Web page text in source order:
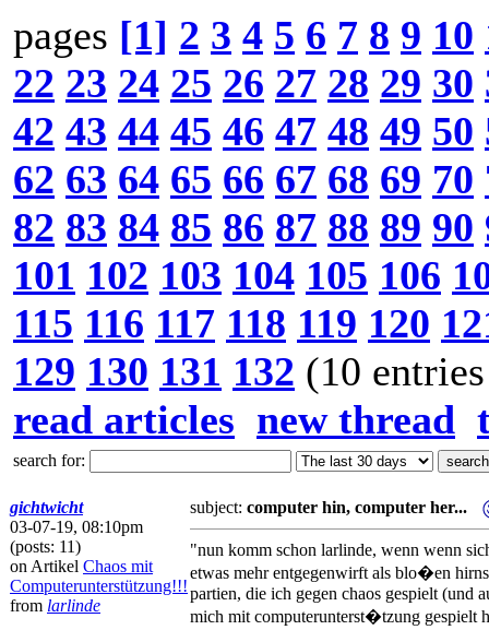
pages [1] 2 3 4 5 6 7 8 9 10
22 23 24 25 26 27 28 29 30
42 43 44 45 46 47 48 49 50
62 63 64 65 66 67 68 69 70
82 83 84 85 86 87 88 89 90
101 102 103 104 105 106
115 116 117 118 119 120
129 130 131 132 (10
read articles new thread
search for:
gichtwicht
03-07-19, 08:10pm
(posts: 11)
on Artikel Chaos mit
Computerunterstützung!!!
from larlinde
subject: computer hin, computer her...
"nun komm schon larlinde, wenn wenn
etwas mehr entgegenwirft als blo�en
partien, die ich gegen chaos gespielt (und
mich mit computerunterst�tzung gespielt